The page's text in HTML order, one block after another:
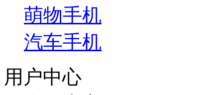
萌物手机
汽车手机
用户中心